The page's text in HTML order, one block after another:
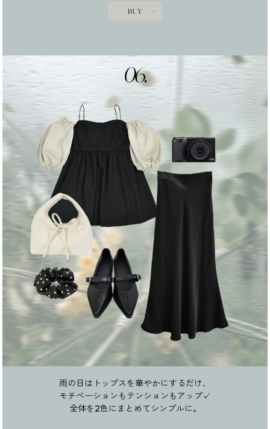
雨の日はトップスを華やかにするだけ、
モチベーションもテンションもアップ✓
全体を2色にまとめてシンプルに。